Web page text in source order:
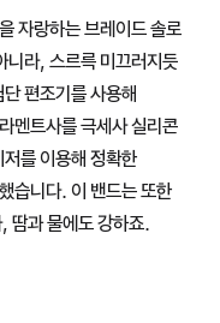
자랑하는 브레이드 솔로
니라, 스르륵 미끄러지듯
편조기를 사용해
멘트사를 극세사 실리콘
를 이용해 정확한
습니다. 이 밴드는 또한
땀과 물에도 강하죠.